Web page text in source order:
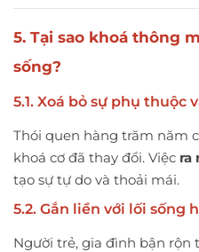
5. Tại sao khoá thông
sống?
5.1. Xoá bỏ sự phụ thuộc
Thói quen hàng trăm năm
khoá cơ đã thay đổi. Việc ra
tạo sự tự do và thoải mái.
5.2. Gắn liền với lối sống
Người trẻ, gia đình bận